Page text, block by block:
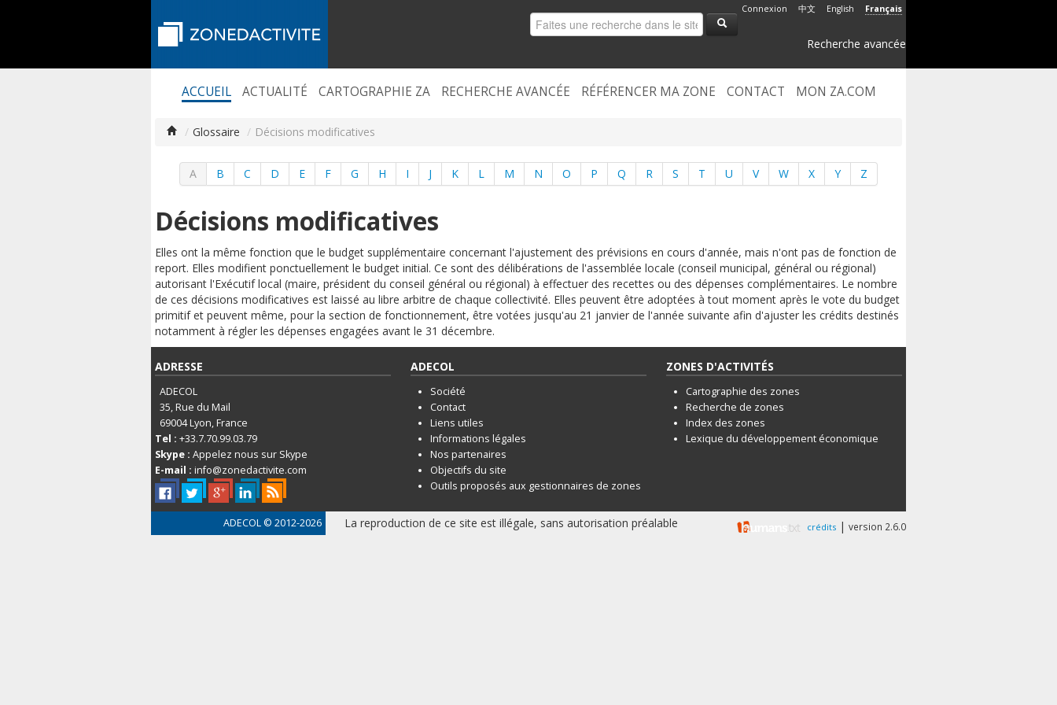
Connexion 中文 English Français
Recherche avancée
ACCUEIL ACTUALITÉ CARTOGRAPHIE ZA RECHERCHE AVANCÉE RÉFÉRENCER MA ZONE CONTACT MON ZA.COM
/ Glossaire / Décisions modificatives
A B C D E F G H I J K L M N O P Q R S T U V W X Y Z
Décisions modificatives
Elles ont la même fonction que le budget supplémentaire concernant l'ajustement des prévisions en cours d'année, mais n'ont pas de fonction de
report. Elles modifient ponctuellement le budget initial. Ce sont des délibérations de l'assemblée locale (conseil municipal, général ou régional)
autorisant l'Exécutif local (maire, président du conseil général ou régional) à effectuer des recettes ou des dépenses complémentaires. Le nombre
de ces décisions modificatives est laissé au libre arbitre de chaque collectivité. Elles peuvent être adoptées à tout moment après le vote du budget
primitif et peuvent même, pour la section de fonctionnement, être votées jusqu'au 21 janvier de l'année suivante afin d'ajuster les crédits destinés
notamment à régler les dépenses engagées avant le 31 décembre.
ADRESSE
ADECOL
35, Rue du Mail
69004Lyon, France
Tel : +33.7.70.99.03.79
Skype : Appelez nous sur Skype
E-mail : info@zonedactivite.com
ADECOL
Société
Contact
Liens utiles
Informations légales
Nos partenaires
Objectifs du site
Outils proposés aux gestionnaires de zones
ZONES D'ACTIVITÉS
Cartographie des zones
Recherche de zones
Index des zones
Lexique du développement économique
ADECOL© 2012-2026 La reproduction de ce site est illégale, sans autorisation préalable crédits| version 2.6.0